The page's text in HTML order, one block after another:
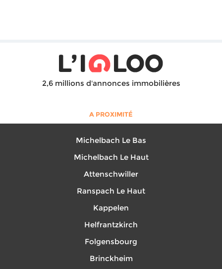
2,6 millions d'annonces immobilières
A PROXIMITÉ
Michelbach Le Bas
Michelbach Le Haut
Attenschwiller
Ranspach Le Haut
Kappelen
Helfrantzkirch
Folgensbourg
Brinckheim